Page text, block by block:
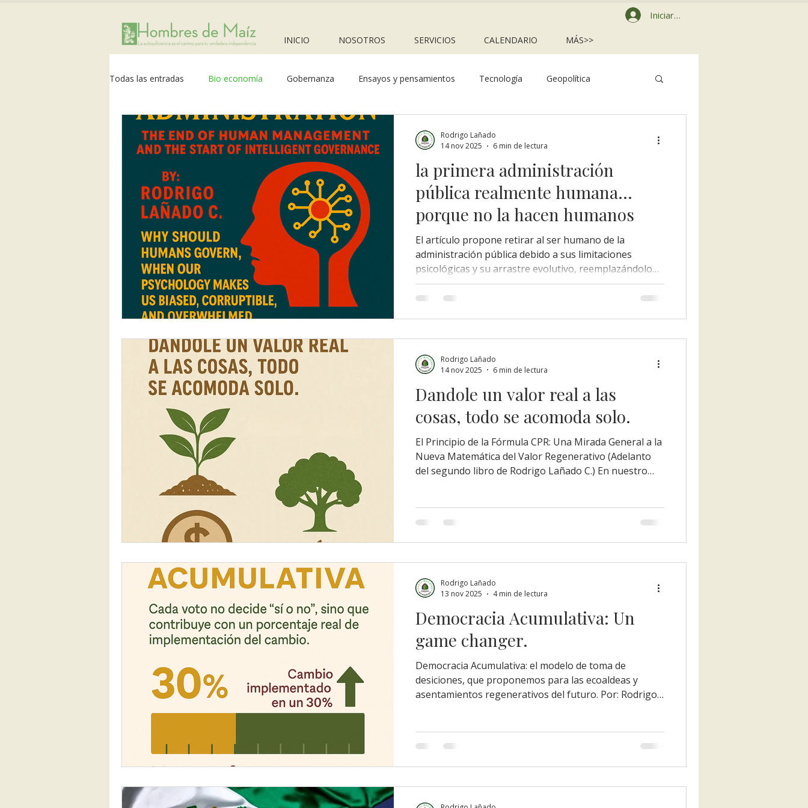
INICIO NOSOTROS SERVICIOS CALENDARIO MÁS>>
Iniciar sesión
Todas las entradas Bio economía Gobernanza Ensayos y pensamientos Tecnología Geopolítica
la primera administración
pública realmente humana…
porque no la hacen humanos
El artículo propone retirar al ser humano de la
administración pública debido a sus limitaciones
psicológicas y su arrastre evolutivo, reemplazándolo
por sistemas automatizados basados en IA, blockchain
y democracia acumulativa. A través de un ejemplo
automáticamente a las áreas más necesarias, sin
burocracia ni corrupción.
Rodrigo Lañado
14 nov 2025
6 min de lectura
Dandole un valor real a las
cosas, todo se acomoda solo.
El Principio de la Fórmula CPR: Una Mirada General a la
Nueva Matemática del Valor Regenerativo (Adelanto
del segundo libro de Rodrigo Lañado C.) En nuestro
la relación entre la vida humana y aquello que sostiene
nuestro bienestar. En nuestro Sistema Ecosocial
Rodrigo Lañado
14 nov 2025
6 min de lectura
Democracia Acumulativa: Un
game changer.
Democracia Acumulativa: el modelo de toma de
desiciones, que proponemos para las ecoaldeas y
asentamientos regenerativos del futuro. Por: Rodrigo
autosostenible o regenerativo, adoptar un nuevo
sistema de toma de decisiones: Presentamos la
Rodrigo Lañado
13 nov 2025
4 min de lectura